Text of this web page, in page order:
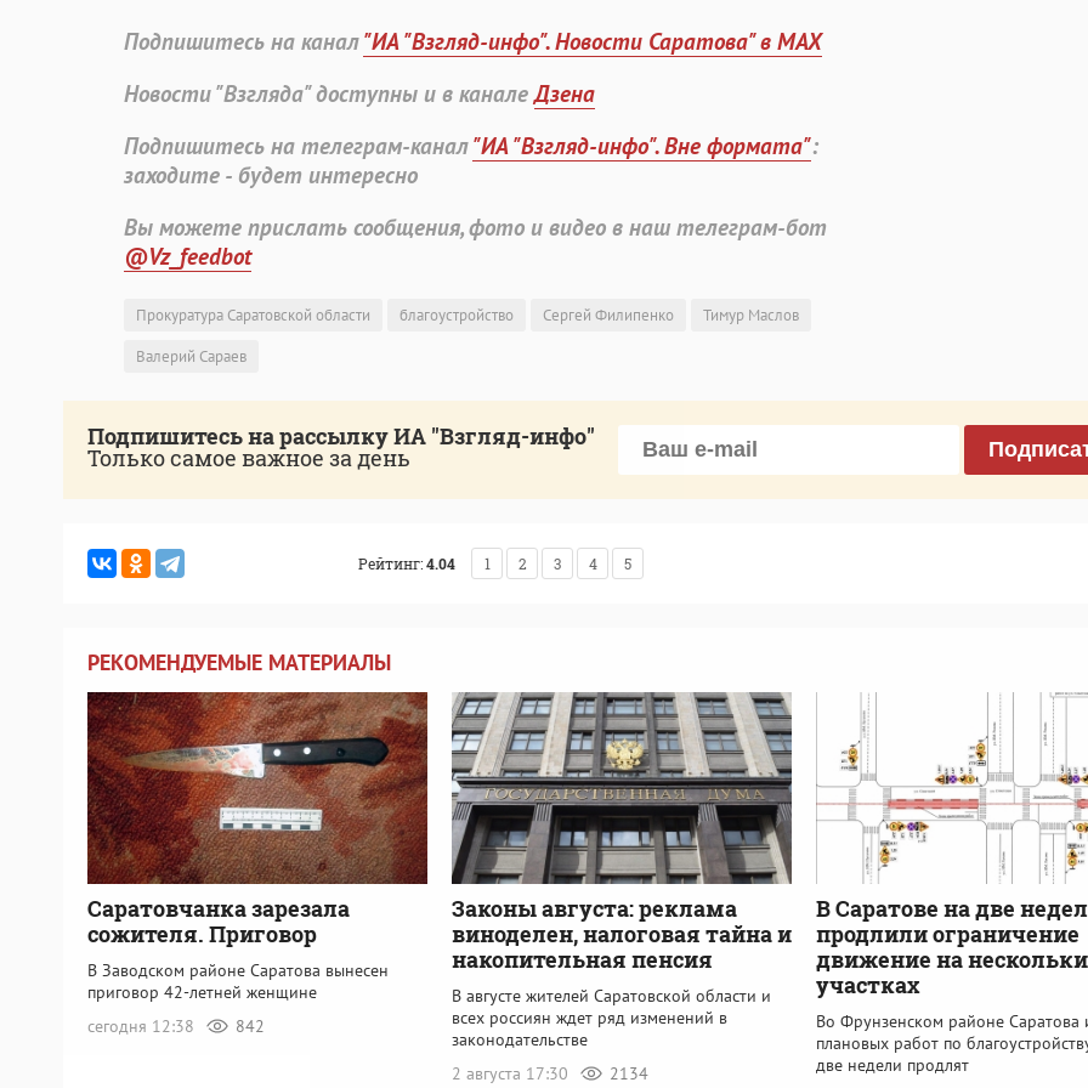
Подпишитесь на канал"ИА "Взгляд-инфо". Новости Саратова" в MAX
Новости "Взгляда" доступны и в каналеДзена
Подпишитесь на телеграм-канал"ИА "Взгляд-инфо". Вне формата":
заходите - будет интересно
Вы можете прислать сообщения, фото и видео в наш телеграм-бот
@Vz_feedbot
Прокуратура Саратовской области благоустройство Сергей Филипенко
Тимур Маслов
Валерий Сараев
Подпишитесь на рассылку ИА "Взгляд-инфо"
Только самое важное за день
Рейтинг:4.04 1 2 3 4 5
РЕКОМЕНДУЕМЫЕ МАТЕРИАЛЫ
Саратовчанка зарезала
сожителя. Приговор
В Заводском районе Саратова вынесен
приговор 42-летней женщине
сегодня 12:38
842
Законы августа: реклама
виноделен, налоговая тайна и
накопительная пенсия
В августе жителей Саратовской области и
всех россиян ждет ряд изменений в
законодательстве
2 августа 17:30
2134
В Саратове на две
продлили ограничение
движение на
участках
Во Фрунзенском районе Саратова
плановых работ по
две недели продлят